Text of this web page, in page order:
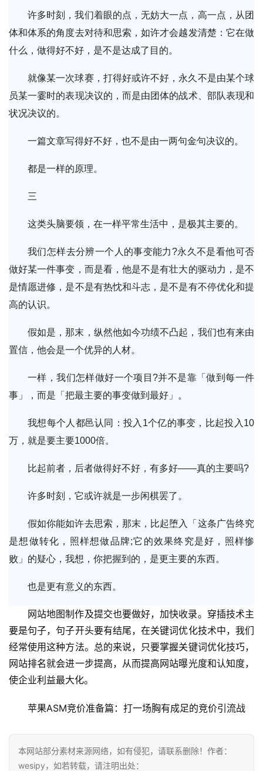
许多时刻，我们着眼的点，无妨大一点，高一点，从团
体和体系的角度去对待和思索，如许才会越发清楚：它在做
什么，做得好不好，是不是达成了目的。
就像某一次球赛，打得好或许不好，永久不是由某个球
员某一霎时的表现决议的，而是由团体的战术、部队表现和
状况决议的。
一篇文章写得好不好，也不是由一两句金句决议的。
都是一样的原理。
三
这类头脑要领，在一样平常生活中，是极其主要的。
我们怎样去分辨一个人的事变能力?永久不是看他可否
做好某一件事变，而是看，他是不是有壮大的驱动力，是不
是情愿进修，是不是有热忱和斗志，是不是有不停优化和提
高的认识。
假如是，那末，纵然他如今功绩不凸起，我们也有来由
置信，他会是一个优异的人材。
一样，我们怎样做好一个项目?并不是靠「做到每一件
事」，而是「把最主要的事变做到最好」。
我想每个人都邑认同：投入1个亿的事变，比起投入10
万，就是要主要1000倍。
比起前者，后者做得好不好，有多好——真的主要吗?
许多时刻，它或许就是一步闲棋罢了。
假如你能如许去思索，那末，比起堕入「这条广告终究
是想做转化，照样想做品牌;它的效果终究是好，照样惨
败」的疑心，我想，你把握到的，是更主要的东西。
也是更有意义的东西。
网站地图制作及提交也要做好，加快收录。穿插技术主
要是句子，句子开头要有结尾，在关键词优化技术中，我们
经常使用这种方法。总的来说，只要掌握关键词优化技巧，
网站排名就会进一步提高，从而提高网站曝光度和认知度，
使企业利益最大化。
苹果ASM竞价准备篇：打一场胸有成足的竞价引流战
本网站部分素材来源网络，如有侵犯，请联系删除！作者：
wesipy，如若转载，请注明出处：